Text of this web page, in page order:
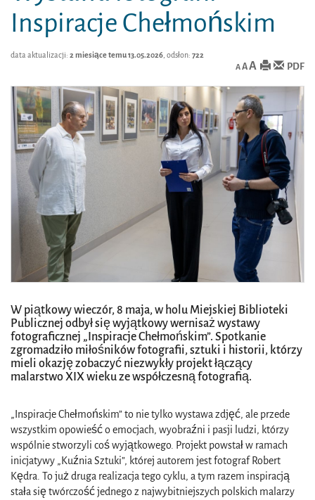
Inspiracje Chełmońskim
data aktualizacji: 2 miesiące temu 13.05.2026 , odsłon: 722
AAA PDF
W piątkowy wieczór, 8 maja, w holu Miejskiej Biblioteki
Publicznej odbył się wyjątkowy wernisaż wystawy
fotograficznej „Inspiracje Chełmońskim”. Spotkanie
zgromadziło miłośników fotografii, sztuki i historii, którzy
mieli okazję zobaczyć niezwykły projekt łączący
malarstwo XIX wieku ze współczesną fotografią.
„Inspiracje Chełmońskim” to nie tylko wystawa zdjęć, ale przede
wszystkim opowieść o emocjach, wyobraźni i pasji ludzi, którzy
wspólnie stworzyli coś wyjątkowego. Projekt powstał w ramach
inicjatywy „Kuźnia Sztuki”, której autorem jest fotograf Robert
Kędra. To już druga realizacja tego cyklu, a tym razem inspiracją
stała się twórczość jednego z najwybitniejszych polskich malarzy